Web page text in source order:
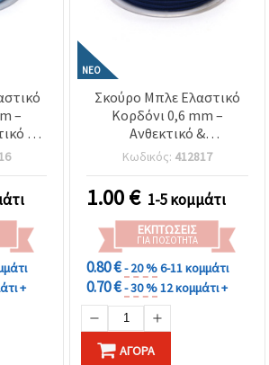
–
&
~10 m
+
ΝΈΟ
Σκούρο Μπλε Ελαστικό
Κορδόνι 0,6 mm –
Ανθεκτικό &
Πολυχρηστικό για
Χειροτεχνίες,
Κοσμήματα & Μακραμέ,
Ρολό ~10 m
Κωδικός: 412817
1.00€ 1-5 κομμάτι
ΕΚΠΤΏΣΕΙΣ
ΓΙΑ ΠΟΣΌΤΗΤΑ
0.80 €- 20 %6-11 κομμάτι
0.70 €- 30 %12 κομμάτι +
ΑΓΟΡΆ